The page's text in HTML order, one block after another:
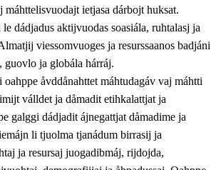
åvddånahttema ja ávddama hárráj
ja åvddånibme
fágáj hárráj
máhttelisvuodajt ietjasa dárbojt huksat.
dádjadus aktijvuodas soasiála, ruhtalasj ja
viessomvuoges ja resurssaanos badjáni
guovlo ja globála hárráj.
åvddånahttet máhtudagáv vaj máhtti
válldet ja dåmadit etihkalattjat ja
galggi dádjadit ájnegattjat dåmadime ja
li tjuolma tjanádum birrasij ja
ja resursaj juogadibmáj, rijdojda,